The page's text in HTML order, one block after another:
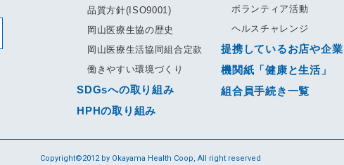
品質方針(ISO9001)
岡山医療生協の歴史
岡山医療生活協同組合定款
働きやすい環境づくり
SDGsへの取り組み
HPHの取り組み
ボランティア活動
ヘルスチャレンジ
提携しているお店や企業
機関紙「健康と生活」
組合員手続き一覧
Copyright©2012 by Okayama Health Coop, All right reserved